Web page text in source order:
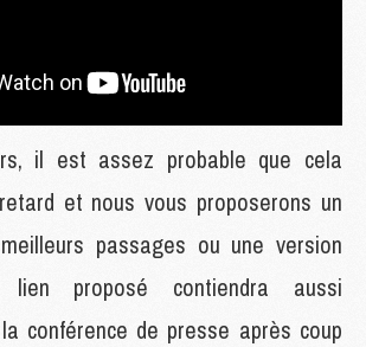
il est assez probable que cela
et nous vous proposerons un
passages ou une version
proposé contiendra aussi
conférence de presse après coup